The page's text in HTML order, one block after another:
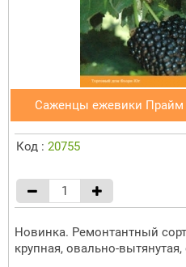
Саженцы ежевики Прайм
Код : 20755
Новинка. Ремонтантный
крупная, овально-вытянутая,